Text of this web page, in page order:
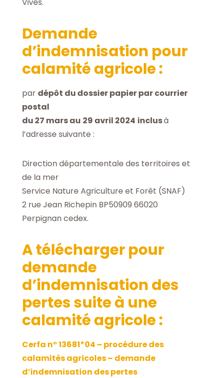
Demande
d’indemnisation pour
calamité agricole :
par dépôt du dossier papier par courrier
postal
du 27 marsau 29 avril 2024 inclusà
l’adresse suivante :
Direction départementale des territoires et
de la mer
Service Nature Agriculture et Forêt (SNAF)
2 rue Jean Richepin BP50909 66020
Perpignan cedex.
A télécharger pour
demande
d’indemnisation des
pertes suite à une
calamité agricole :
Cerfa n° 13681*04 – procédure des
calamités agricoles – demande
d’indemnisation des pertes